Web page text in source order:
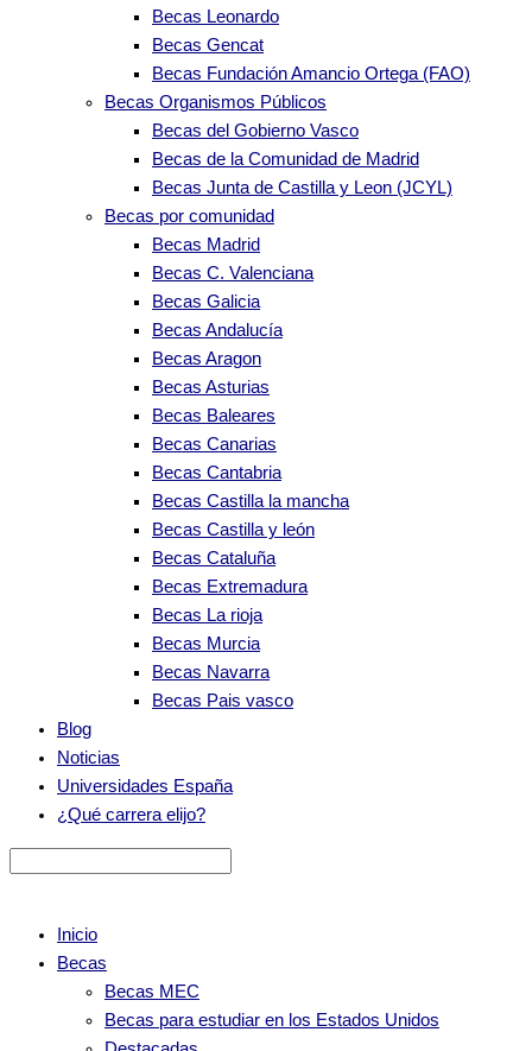
Becas Leonardo
Becas Gencat
Becas Fundación Amancio Ortega (FAO)
Becas Organismos Públicos
Becas del Gobierno Vasco
Becas de la Comunidad de Madrid
Becas Junta de Castilla y Leon (JCYL)
Becas por comunidad
Becas Madrid
Becas C. Valenciana
Becas Galicia
Becas Andalucía
Becas Aragon
Becas Asturias
Becas Baleares
Becas Canarias
Becas Cantabria
Becas Castilla la mancha
Becas Castilla y león
Becas Cataluña
Becas Extremadura
Becas La rioja
Becas Murcia
Becas Navarra
Becas Pais vasco
Blog
Noticias
Universidades España
¿Qué carrera elijo?
Inicio
Becas
Becas MEC
Becas para estudiar en los Estados Unidos